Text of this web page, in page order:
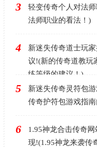
3
轻变传奇个人对法
法师职业的看法！)
4
新迷失传奇道士玩
议!(新的传奇道教玩
练等级的建议！)
5
新迷失传奇灵符包
传奇护符包游戏指
6
1.95神龙合击传奇
现!(1.95神龙来袭传